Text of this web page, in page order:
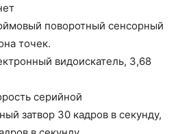
поворотный сенсорный
точек.
видоискатель, 3,68
серийной
затвор 30 кадров в секунду,